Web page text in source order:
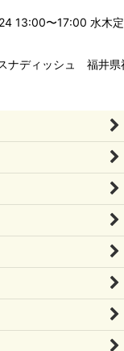
13:00〜17:00 水木
ナディッシュ 福井